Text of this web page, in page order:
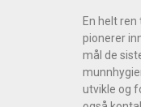
En helt ren
pionerer
mål de
utvikle og